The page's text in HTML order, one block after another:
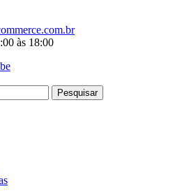
às 18:00
Pesquisar